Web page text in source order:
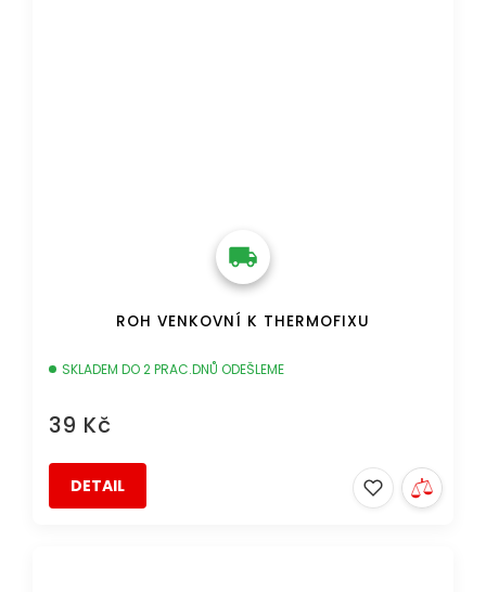
ROH VENKOVNÍ K THERMOFIXU
SKLADEM DO 2 PRAC.DNŮ ODEŠLEME
39 Kč
DETAIL